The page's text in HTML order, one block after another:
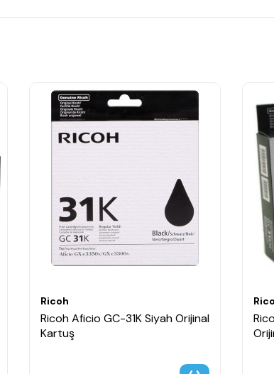
Ricoh
Ricoh Aficio GC-31K Siyah Orijinal
Kartuş